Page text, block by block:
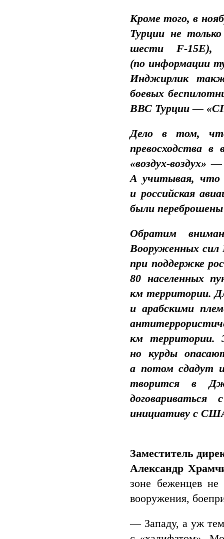
Кроме того, в
Турции не
шести F-
(по информации
Инджирлик
боевых
ВВС Турции —
Дело в том, что
превосходства
«воздух-воздух»
А учитывая, что
и российская
были
Обратим
Вооруженных сил
при поддержке
80 населенных
км территории.
и арабскими
км территории.
но курды
а потом сдадут
творится в
инициативу с
Заместитель
Александр
зоне беженцев не
вооружения,
— Западу, а уж тем